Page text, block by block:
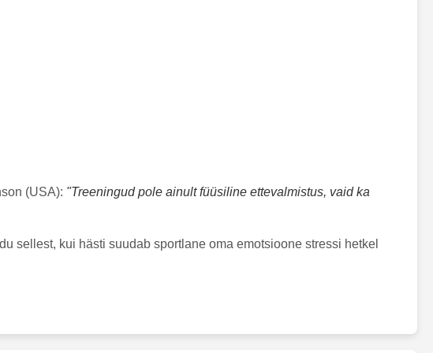
(USA): "Treeningud pole ainult füüsiline ettevalmistus, vaid ka
sellest, kui hästi suudab sportlane oma emotsioone stressi hetkel